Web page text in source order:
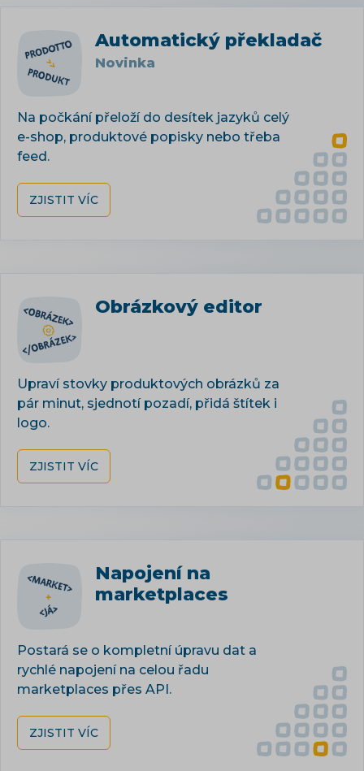
Automatický překladač
Novinka
Na počkání přeloží do desítek jazyků celý
e-shop, produktové popisky nebo třeba
feed.
ZJISTIT VÍC
Obrázkový editor
Upraví stovky produktových obrázků za
pár minut, sjednotí pozadí, přidá štítek i
logo.
ZJISTIT VÍC
Napojení na
marketplaces
Postará se o kompletní úpravu dat a
rychlé napojení na celou řadu
marketplaces přes API.
ZJISTIT VÍC